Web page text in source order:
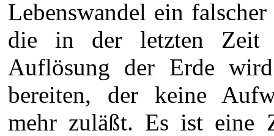
Lebenswandel ein
die in der letzten Zeit
Auflösung der Erde
bereiten, der keine
mehr zuläßt. Es ist eine